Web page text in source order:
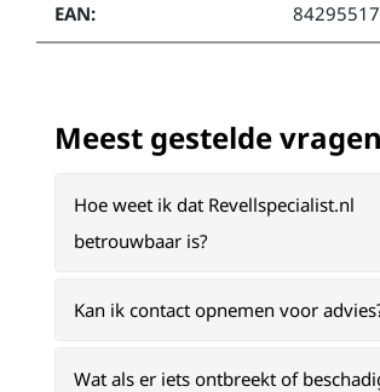
EAN:
Meest gestelde vragen
Hoe weet ik dat Revellspecialist.nl
betrouwbaar is?
Kan ik contact opnemen voor
Wat als er iets ontbreekt of